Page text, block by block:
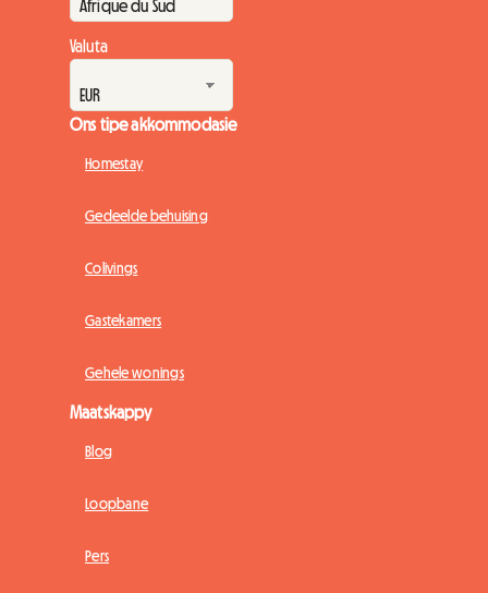
Valuta
Ons tipe akkommodasie
Homestay
Gedeelde behuising
Colivings
Gastekamers
Gehele wonings
Maatskappy
Blog
Loopbane
Pers